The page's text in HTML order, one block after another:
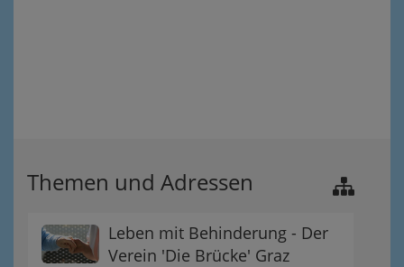
Themen und Adressen
Leben mit Behinderung - Der
Verein 'Die Brücke' Graz